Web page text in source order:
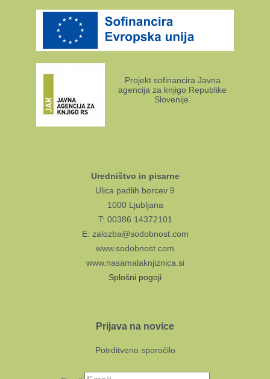
Projekt sofinancira Javna
agencija za knjigo Republike
Slovenije.
Uredništvo in pisarne
Ulica padlih borcev 9
1000 Ljubljana
T: 00386 14372101
E: zalozba@sodobnost.com
www.sodobnost.com
www.nasamalaknjiznica.si
Splošni pogoji
Prijava na novice
Potrditveno sporočilo